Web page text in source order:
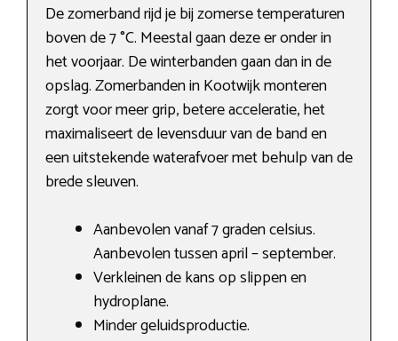
De zomerband rijd je bij zomerse temperaturen
boven de 7 °C. Meestal gaan deze er onder in
het voorjaar. De winterbanden gaan dan in de
opslag. Zomerbanden in Kootwijk monteren
zorgt voor meer grip, betere acceleratie, het
maximaliseert de levensduur van de band en
een uitstekende waterafvoer met behulp van de
brede sleuven.
Aanbevolen vanaf 7 graden celsius.
Aanbevolen tussen april – september.
Verkleinen de kans op slippen en
hydroplane.
Minder geluidsproductie.